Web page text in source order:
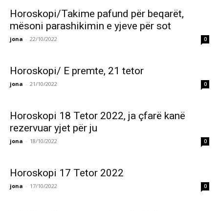
Horoskopi/Takime pafund për beqarët,
mësoni parashikimin e yjeve për sot
jona - 22/10/2022 0
Horoskopi/ E premte, 21 tetor
jona - 21/10/2022 0
Horoskopi 18 Tetor 2022, ja çfarë kanë
rezervuar yjet për ju
jona - 18/10/2022 0
Horoskopi 17 Tetor 2022
jona - 17/10/2022 0